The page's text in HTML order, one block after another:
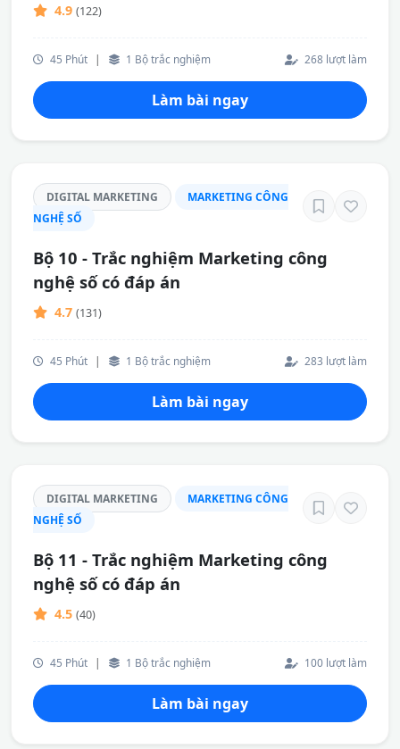
4.9 (122)
45 Phút | 1 Bộ trắc nghiệm 268 lượt làm
Làm bài ngay
DIGITAL MARKETING
MARKETING CÔNG
NGHỆ SỐ
Bộ 10 - Trắc nghiệm Marketing công
nghệ số có đáp án
4.7 (131)
45 Phút | 1 Bộ trắc nghiệm 283 lượt làm
Làm bài ngay
DIGITAL MARKETING
MARKETING CÔNG
NGHỆ SỐ
Bộ 11 - Trắc nghiệm Marketing công
nghệ số có đáp án
4.5 (40)
45 Phút | 1 Bộ trắc nghiệm 100 lượt làm
Làm bài ngay